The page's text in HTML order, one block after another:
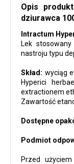
Opis
dziurawca
Intractum
Lek
nastroju typu
Skład: wyciąg
Hyperici
extractionem
Zawartość
Dostępne
Podmiot
Przed